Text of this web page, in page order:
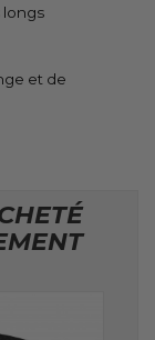
longs
et de